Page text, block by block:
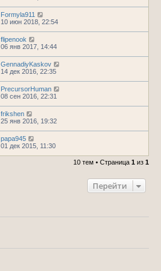
Formyla911
10 июн 2018, 22:54
flipenook
06 янв 2017, 14:44
GennadiyKaskov
14 дек 2016, 22:35
PrecursorHuman
08 сен 2016, 22:31
frikshen
25 янв 2016, 19:32
papa945
01 дек 2015, 11:30
10 тем • Страница 1 из 1
Перейти